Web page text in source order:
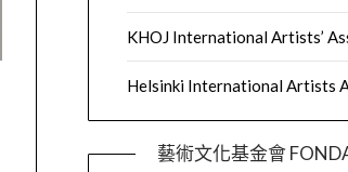
KHOJ International Artists’
Helsinki International Artists
藝術文化基金會